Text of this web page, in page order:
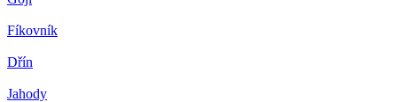
Fíkovník
Dřín
Jahody